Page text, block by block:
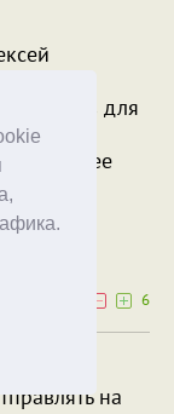
налогов для
удобнее
6
и
на